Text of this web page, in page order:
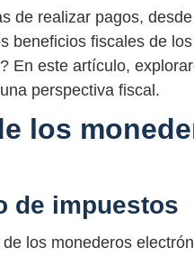
de realizar pagos,
beneficios fiscales de
En este artículo,
perspectiva fiscal.
los
de impuestos
los monederos